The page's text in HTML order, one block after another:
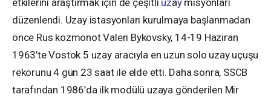
etkilerini araştırmak için de çeşitli uzay misyonları
düzenlendi. Uzay istasyonları kurulmaya başlanmadan
önce Rus kozmonot Valeri Bykovsky, 14-19 Haziran
1963’te Vostok 5 uzay aracıyla en uzun solo uzay uçuşu
rekorunu 4 gün 23 saat ile elde etti. Daha sonra, SSCB
tarafından 1986’da ilk modülü uzaya gönderilen Mir